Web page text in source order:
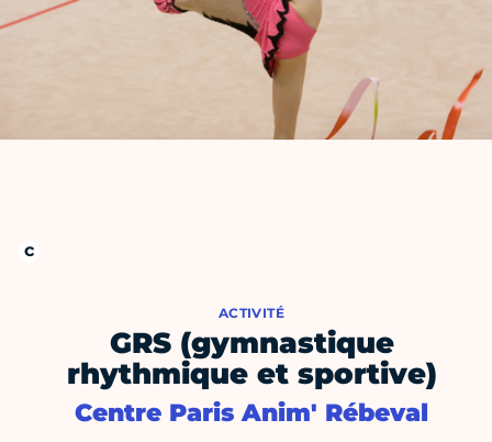
ACTIVITÉ
GRS (gymnastique
rhythmique et sportive)
Centre Paris Anim' Rébeval